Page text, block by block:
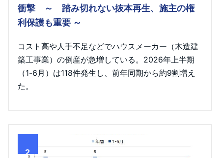
衝撃 ～ 踏み切れない抜本再生、施主の権
利保護も重要 ～
コスト高や人手不足などでハウスメーカー（木造建
築工事業）の倒産が急増している。2026年上半期
（1-6月）は118件発生し、前年同期から約9割増え
た。
2